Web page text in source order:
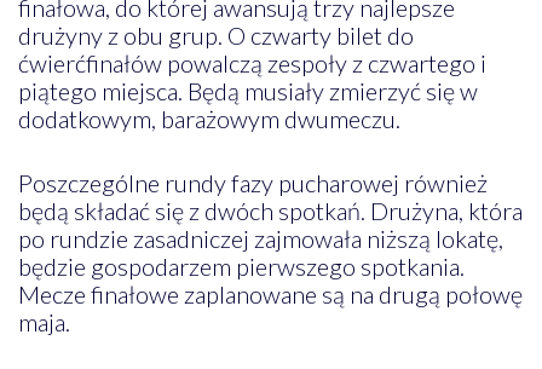
finałowa, do której awansują trzy najlepsze
drużyny z obu grup. O czwarty bilet do
ćwierćfinałów powalczą zespoły z czwartego i
piątego miejsca. Będą musiały zmierzyć się w
dodatkowym, barażowym dwumeczu.
Poszczególne rundy fazy pucharowej również
będą składać się z dwóch spotkań. Drużyna, która
po rundzie zasadniczej zajmowała niższą lokatę,
będzie gospodarzem pierwszego spotkania.
Mecze finałowe zaplanowane są na drugą połowę
maja.